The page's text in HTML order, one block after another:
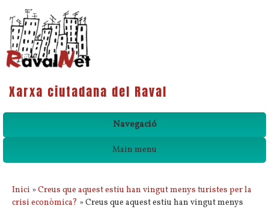
Xarxa ciutadana del Raval
Navegació
Main menu
Esteu aquí
Inici »Creus que aquest estiu han vingut menys turistes per la
crisi econòmica? » Creus que aquest estiu han vingut menys